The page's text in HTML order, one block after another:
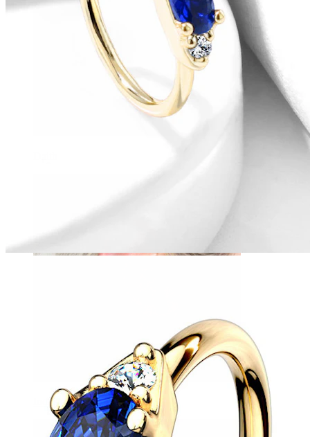
Industrial